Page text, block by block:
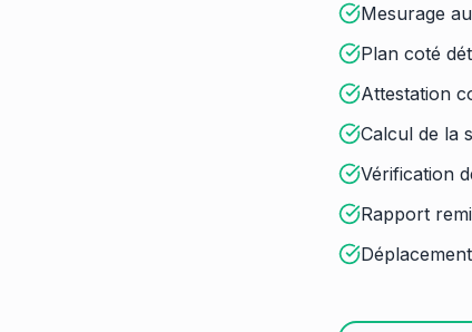
Mesurage
Plan coté
Attestation
Calcul de la
Vérification
Rapport